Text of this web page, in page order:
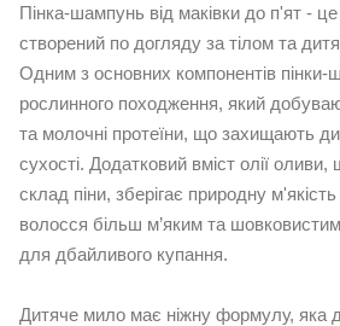
Пінка-шампунь від маківки до п'ят -
створений по догляду за тілом та
Одним з основних компонентів пінки-
рослинного походження, який
та молочні протеїни, що захищають
сухості. Додатковий вміст олії
склад піни, зберігає природну м'якість
волосся більш м’яким та
для дбайливого купання.
Дитяче мило має ніжну формулу, яка